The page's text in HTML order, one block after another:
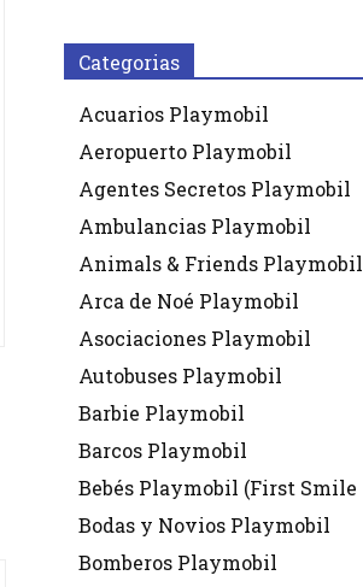
Categorias
Acuarios Playmobil
Aeropuerto Playmobil
Agentes Secretos Playmobil
Ambulancias Playmobil
Animals & Friends Playmobil
Arca de Noé Playmobil
Asociaciones Playmobil
Autobuses Playmobil
Barbie Playmobil
Barcos Playmobil
Bebés Playmobil (First Smile
Bodas y Novios Playmobil
Bomberos Playmobil